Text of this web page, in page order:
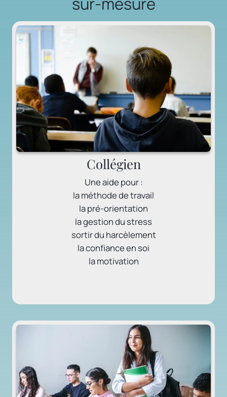
Collégien
Une aide pour :
la méthode de travail
la pré-orientation
la gestion du stress
sortir du harcèlement
la confiance en soi
la motivation